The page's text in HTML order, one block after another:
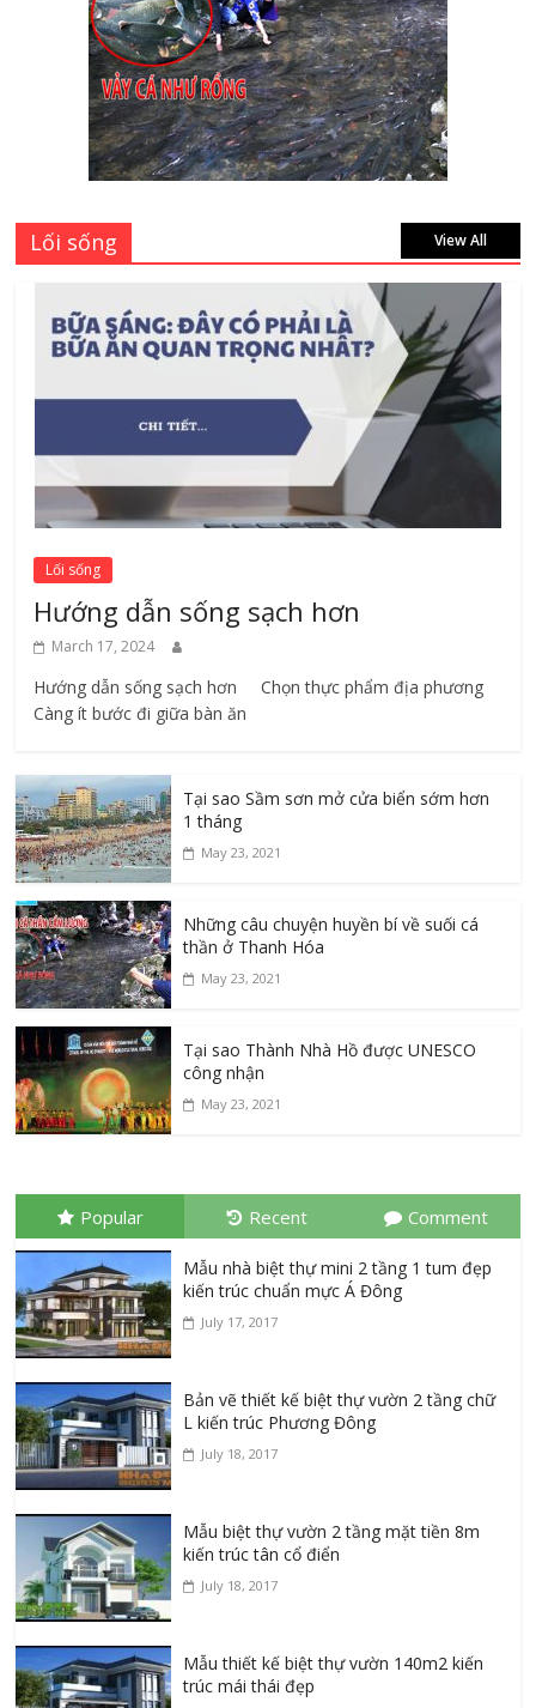
June 30, 2026
Mách bạn 7 địa chỉ sửa cửa nhôm kính
Tân Phú Tphcm tận nơi giá rẻ, uy tín
nhất hiện nay
August 5, 2026
Lối sống View All
Lối sống
Hướng dẫn sống sạch hơn
March 17, 2024
Hướng dẫn sống sạch hơn Chọn thực phẩm địa phương ​
Càng ít bước đi giữa bàn ăn
Tại sao Sầm sơn mở cửa biển sớm hơn
1 tháng
May 23, 2021
Những câu chuyện huyền bí về suối cá
thần ở Thanh Hóa
May 23, 2021
Tại sao Thành Nhà Hồ được UNESCO
công nhận
May 23, 2021
Popular Recent Comment
Mẫu nhà biệt thự mini 2 tầng 1 tum đẹp
kiến trúc chuẩn mực Á Đông
July 17, 2017
Bản vẽ thiết kế biệt thự vườn 2 tầng chữ
L kiến trúc Phương Đông
July 18, 2017
Mẫu biệt thự vườn 2 tầng mặt tiền 8m
kiến trúc tân cổ điển
July 18, 2017
Mẫu thiết kế biệt thự vườn 140m2 kiến
trúc mái thái đẹp